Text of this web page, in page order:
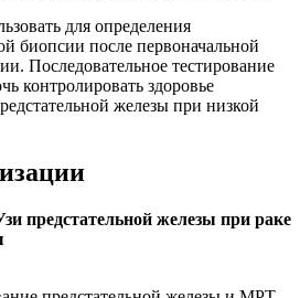
для определения
биопсии после первоначальной
Последовательное тестирование
контролировать здоровье
железы при низкой